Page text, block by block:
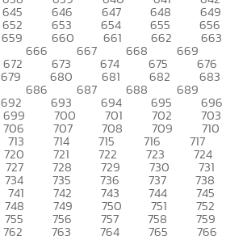
645 646 647 648 649
652 653 654 655 656
659 660 661 662 663
666 667 668 669
672 673 674 675 676
679 680 681 682 683
686 687 688 689
692 693 694 695 696
699 700 701 702 703
706 707 708 709 710
713 714 715 716 717
720 721 722 723 724
727 728 729 730 731
734 735 736 737 738
741 742 743 744 745
748 749 750 751 752
755 756 757 758 759
762 763 764 765 766